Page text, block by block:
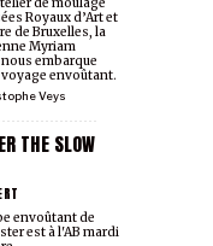
Veys
Royaux d’Art et
de Bruxelles, la
Myriam
embarque
envoûtant.
THE SLOW
envoûtant de
est à l'AB mardi